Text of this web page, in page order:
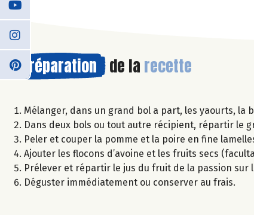
Préparation de la recette
Mélanger, dans un grand bol a part, les yaourts, la
Dans deux bols ou tout autre récipient, répartir le
Peler et couper la pomme et la poire en fine
Ajouter les flocons d’avoine et les fruits secs
Prélever et répartir le jus du fruit de la passion sur
Déguster immédiatement ou conserver au frais.